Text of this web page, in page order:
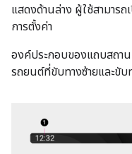
แสดงด้านล่าง ผู้ใช้สามารถ
การตั้งค่า
องค์ประกอบของแถบสถาน
รถยนต์ที่ขับทางซ้ายและขับ